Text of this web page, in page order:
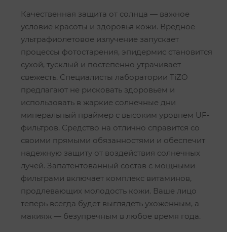
Качественная защита от солнца — важное
условие красоты и здоровья кожи. Вредное
ультрафиолетовое излучение запускает
процессы фотостарения, эпидермис становится
сухой, тусклый и постепенно утрачивает
свежесть. Специалисты лаборатории TiZO
предлагают не рисковать здоровьем и
использовать в жаркие солнечные дни
минеральный праймер с высоким уровнем UF-
фильтров. Средство на отлично справится со
своими прямыми обязанностями и обеспечит
надежную защиту от воздействия солнечных
лучей. Запатентованный состав с мощными
фильтрами включает комплекс витаминов,
продлевающих молодость кожи. Ваше лицо
теперь всегда будет выглядеть ухоженным, а
макияж — безупречным в любое время года.